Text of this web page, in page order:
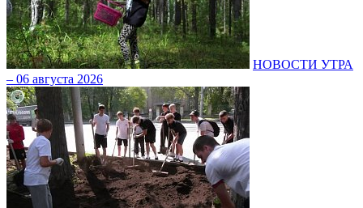
НОВОСТИ УТРА
– 06 августа 2026